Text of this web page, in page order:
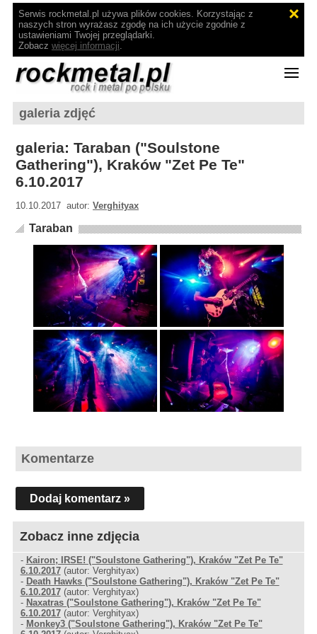
Serwis rockmetal.pl używa plików cookies. Korzystając z
naszych stron wyrażasz zgodę na ich użycie zgodnie z
ustawieniami Twojej przeglądarki.
Zobacz więcej informacji.
galeria zdjęć
galeria: Taraban ("Soulstone
Gathering"), Kraków "Zet Pe Te"
6.10.2017
10.10.2017 autor:Verghityax
Taraban
Komentarze
Dodaj komentarz »
Zobacz inne zdjęcia
- Kairon; IRSE! ("Soulstone Gathering"), Kraków "Zet Pe Te"
6.10.2017(autor: Verghityax)
- Death Hawks ("Soulstone Gathering"), Kraków "Zet Pe Te"
6.10.2017(autor: Verghityax)
- Naxatras ("Soulstone Gathering"), Kraków "Zet Pe Te"
6.10.2017(autor: Verghityax)
- Monkey3 ("Soulstone Gathering"), Kraków "Zet Pe Te"